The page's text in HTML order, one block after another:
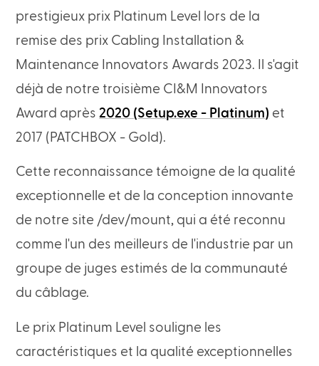
prestigieux prix Platinum Level lors de la
remise des prix Cabling Installation &
Maintenance Innovators Awards 2023. Il s'agit
déjà de notre troisième CI&M Innovators
Award après 2020 (Setup.exe - Platinum) et
2017 (PATCHBOX - Gold).
Cette reconnaissance témoigne de la qualité
exceptionnelle et de la conception innovante
de notre site /dev/mount, qui a été reconnu
comme l'un des meilleurs de l'industrie par un
groupe de juges estimés de la communauté
du câblage.
Le prix Platinum Level souligne les
caractéristiques et la qualité exceptionnelles